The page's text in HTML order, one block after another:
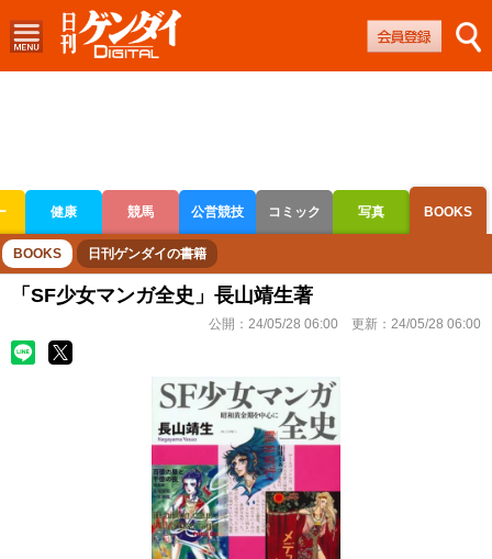
健康 競馬 公営競技 コミック 写真 BOOKS
ボートレース 競輪 オートレース
BOOKS 日刊ゲンダイの書籍
「SF少女マンガ全史」長山靖生著
公開： 24/05/28 06:00 更新： 24/05/28 06:00